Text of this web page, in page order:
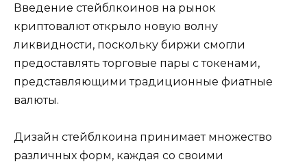
Введение стейблкоинов на рынок
криптовалют открыло новую волну
ликвидности, поскольку биржи смогли
предоставлять торговые пары с токенами,
представляющими традиционные фиатные
валюты.
Дизайн стейблкоина принимает множество
различных форм, каждая со своими